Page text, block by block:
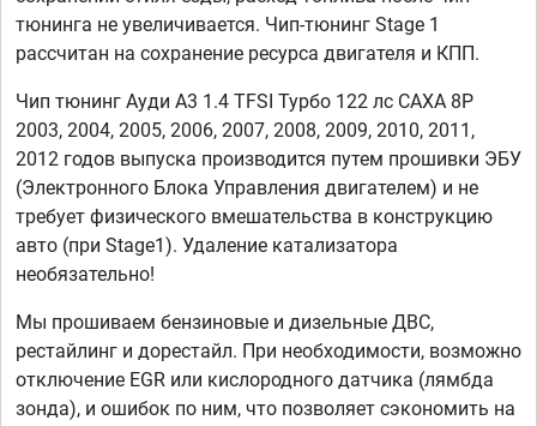
тюнинга не увеличивается. Чип-тюнинг Stage 1
рассчитан на сохранение ресурса двигателя и КПП.
Чип тюнинг Ауди А3 1.4 TFSI Турбо 122 лс CAXA 8P
2003, 2004, 2005, 2006, 2007, 2008, 2009, 2010, 2011,
2012 годов выпуска производится путем прошивки ЭБУ
(Электронного Блока Управления двигателем) и не
требует физического вмешательства в конструкцию
авто (при Stage1). Удаление катализатора
необязательно!
Мы прошиваем бензиновые и дизельные ДВС,
рестайлинг и дорестайл. При необходимости, возможно
отключение EGR или кислородного датчика (лямбда
зонда), и ошибок по ним, что позволяет сэкономить на